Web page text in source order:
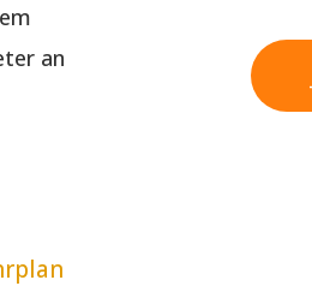
an